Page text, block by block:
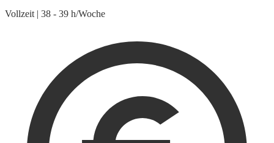
Vollzeit | 38 - 39 h/Woche